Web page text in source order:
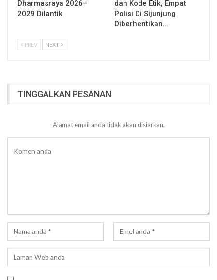
Dharmasraya 2026–
2029 Dilantik
dan Kode Etik, Empat
Polisi Di Sijunjung
Diberhentikan…
PREV NEXT
TINGGALKAN PESANAN
Alamat email anda tidak akan disiarkan.